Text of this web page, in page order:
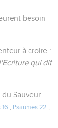
besoin
à croire :
l'Ecriture qui dit
Sauveur
16 ; Psaumes 22 ;